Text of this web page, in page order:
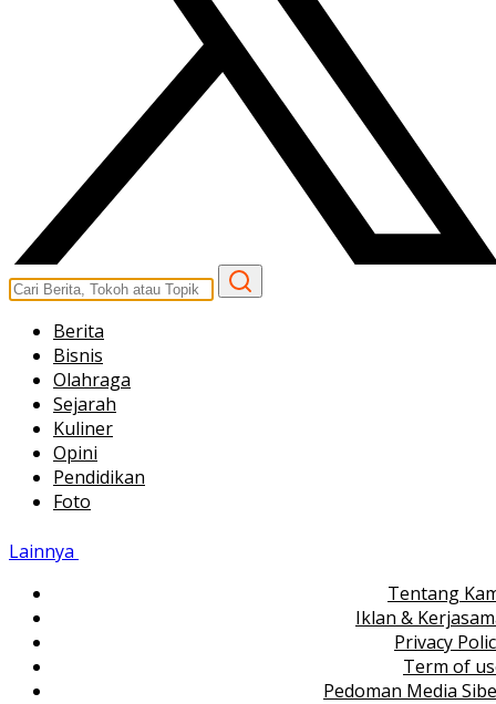
Berita
Bisnis
Olahraga
Sejarah
Kuliner
Opini
Pendidikan
Foto
Lainnya
Tentang
Iklan &
Privacy
Term of
Pedoman Media